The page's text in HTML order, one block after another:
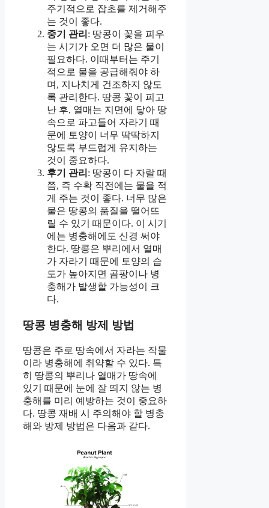
주기적으로 잡초를 제거해주
는 것이 좋다.
중기 관리 : 땅콩이 꽃을 피우
는 시기가 오면 더 많은 물이
필요하다. 이때부터는 주기
적으로 물을 공급해줘야 하
며, 지나치게 건조하지 않도
록 관리한다. 땅콩 꽃이 피고
난 후, 열매는 지면에 닿아 땅
속으로 파고들어 자라기 때
문에 토양이 너무 딱딱하지
않도록 부드럽게 유지하는
것이 중요하다.
후기 관리 : 땅콩이 다 자랄 때
쯤, 즉 수확 직전에는 물을 적
게 주는 것이 좋다. 너무 많은
물은 땅콩의 품질을 떨어뜨
릴 수 있기 때문이다. 이 시기
에는 병충해에도 신경 써야
한다. 땅콩은 뿌리에서 열매
가 자라기 때문에 토양의 습
도가 높아지면 곰팡이나 병
충해가 발생할 가능성이 크
다.
땅콩 병충해 방제 방법
땅콩은 주로 땅속에서 자라는 작물
이라 병충해에 취약할 수 있다. 특
히 땅콩의 뿌리나 열매가 땅속에
있기 때문에 눈에 잘 띄지 않는 병
충해를 미리 예방하는 것이 중요하
다. 땅콩 재배 시 주의해야 할 병충
해와 방제 방법은 다음과 같다.